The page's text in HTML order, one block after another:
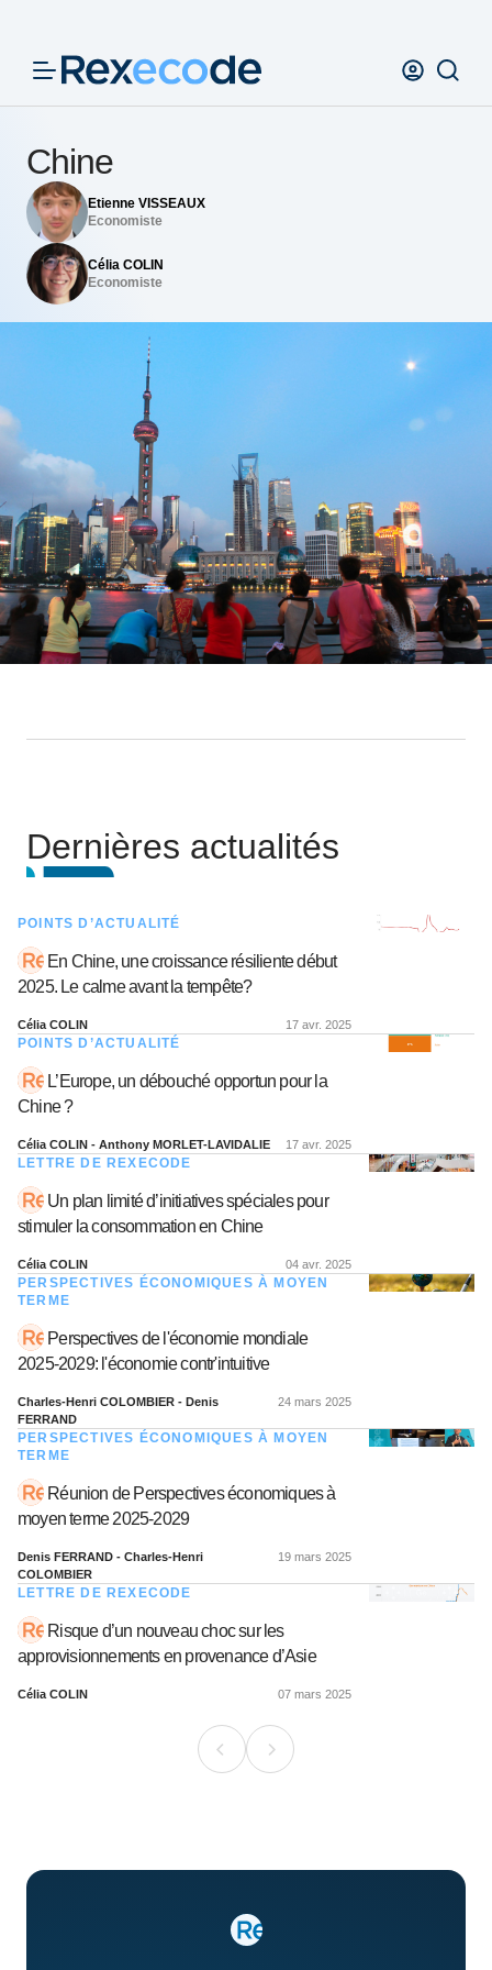
Chine
Etienne VISSEAUX
Economiste
Célia COLIN
Economiste
Dernières actualités
POINTS D’ACTUALITÉ
En Chine, une croissance résiliente début
2025. Le calme avant la tempête?
Célia COLIN 17 avr. 2025
POINTS D’ACTUALITÉ
L’Europe, un débouché opportun pour la
Chine ?
Célia COLIN - Anthony MORLET-LAVIDALIE 17 avr. 2025
LETTRE DE REXECODE
Un plan limité d’initiatives spéciales pour
stimuler la consommation en Chine
Célia COLIN 04 avr. 2025
PERSPECTIVES ÉCONOMIQUES À MOYEN
TERME
Perspectives de l'économie mondiale
2025-2029: l'économie contr'intuitive
Charles-Henri COLOMBIER - Denis
FERRAND
24 mars 2025
PERSPECTIVES ÉCONOMIQUES À MOYEN
TERME
Réunion de Perspectives économiques à
moyen terme 2025-2029
Denis FERRAND - Charles-Henri
COLOMBIER
19 mars 2025
LETTRE DE REXECODE
Risque d’un nouveau choc sur les
approvisionnements en provenance d’Asie
Célia COLIN 07 mars 2025